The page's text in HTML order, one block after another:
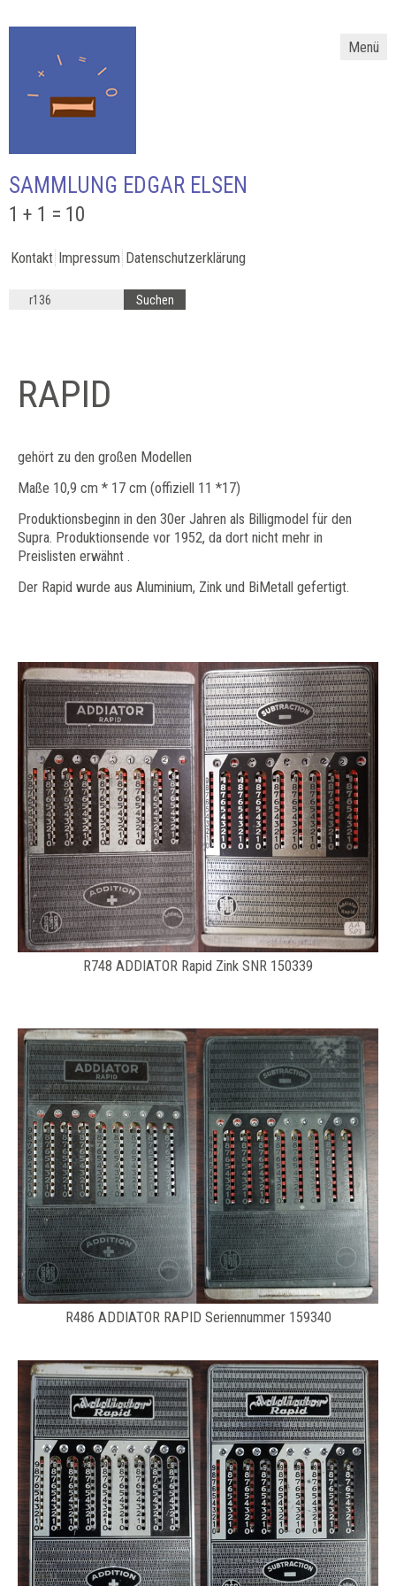
Menü
SAMMLUNG EDGAR ELSEN
1 + 1 = 10
Kontakt Impressum Datenschutzerklärung
RAPID
gehört zu den großen Modellen
Maße 10,9 cm * 17 cm (offiziell 11 *17)
Produktionsbeginn in den 30er Jahren als Billigmodel für den
Supra. Produktionsende vor 1952, da dort nicht mehr in
Preislisten erwähnt .
Der Rapid wurde aus Aluminium, Zink und BiMetall gefertigt.
R748 ADDIATOR Rapid Zink SNR 150339
R486 ADDIATOR RAPID Seriennummer 159340